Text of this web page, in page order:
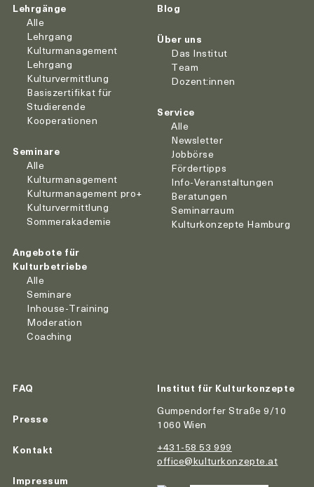
Lehrgänge
Alle
Lehrgang
Kulturmanagement
Lehrgang
Kulturvermittlung
Basiszertifikat für
Studierende
Kooperationen
Seminare
Alle
Kulturmanagement
Kulturmanagement pro+
Kulturvermittlung
Sommerakademie
Angebote für
Kulturbetriebe
Alle
Seminare
Inhouse-Training
Moderation
Coaching
Blog
Über uns
Das Institut
Team
Dozent:innen
Service
Alle
Newsletter
Jobbörse
Fördertipps
Info-Veranstaltungen
Beratungen
Seminarraum
Kulturkonzepte Hamburg
FAQ
Presse
Kontakt
Impressum
Institut für Kulturkonzepte
Gumpendorfer Straße 9/10
1060 Wien
+431-58 53 999
office@kulturkonzepte.at